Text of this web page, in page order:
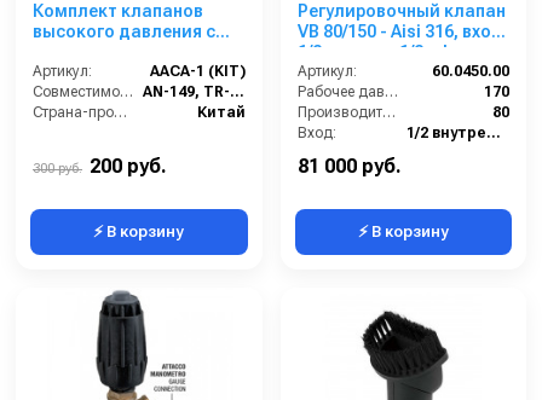
Комплект клапанов
высокого давления с
резинками (6 шт.) AACA-
1 (KIT)
Артикул:
AACA-1 (KIT)
Совместимость:
AN-149, TR-149
Страна-производитель:
Китай
300 руб. 200 руб.
⚡ В корзину
Регулировочный клапан
VB 80/150 - Aisi 316, вход
1/2 г, выход 1/2 г, by-pass
1/2г 150 бар/ 80 л/мин
Артикул:
60.0450.00
Рабочее давление (бар):
170
Производительность (л/мин):
80
Вход:
1/2 внутренняя резьба
81 000 руб.
⚡ В корзину